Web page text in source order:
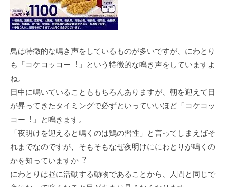
⿃は特徴的な鳴き声をしているものが多いですが、にわとり
も「コケコッコー︕」という特徴的な鳴き声をしていますよ
ね。
⽇中に鳴いていることももちろんありますが、朝を迎えて⽇
が昇ってきたタイミングで必ずといっていいほど「コケコッ
コー︕」と鳴きます。
「夜明けを迎えると鳴くのは鶏の習性」と⾔ってしまえばそ
れまでなのですが、そもそもなぜ夜明けににわとりが鳴くの
かを知っていますか︖
にわとりは昼に活動する動物であることから、⼈間と同じで